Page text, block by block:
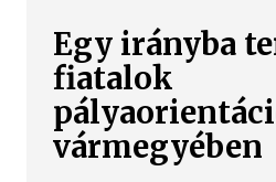
Egy irányba
fiatalok
vármegyében